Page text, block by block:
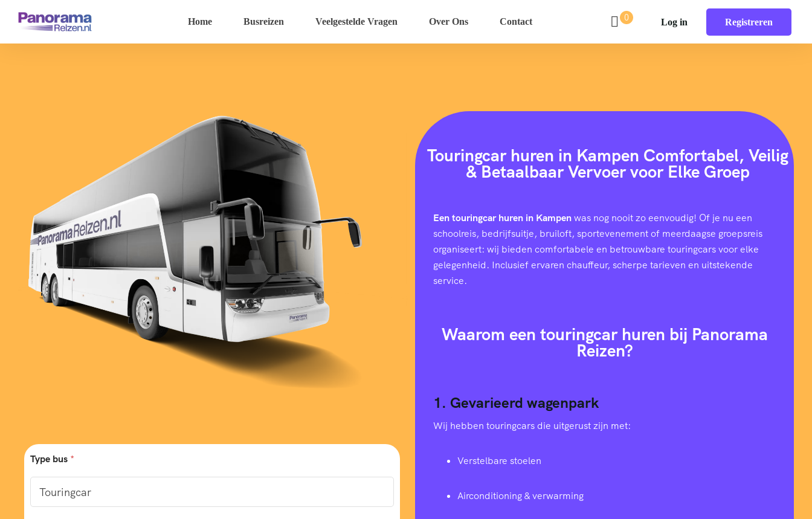
Home Busreizen Veelgestelde Vragen Over Ons Contact 0 Log in Registreren
Type bus *
Touringcar huren in Kampen Comfortabel, Veilig
& Betaalbaar Vervoer voor Elke Groep
Een touringcar huren in Kampenwas nog nooit zo eenvoudig! Of je nu een
schoolreis, bedrijfsuitje, bruiloft, sportevenement of meerdaagse groepsreis
organiseert: wij bieden comfortabele en betrouwbare touringcars voor elke
gelegenheid. Inclusief ervaren chauffeur, scherpe tarieven en uitstekende
service.
Waarom een touringcar huren bij Panorama
Reizen?
1. Gevarieerd wagenpark
Wij hebben touringcars die uitgerust zijn met:
Verstelbare stoelen
Airconditioning & verwarming